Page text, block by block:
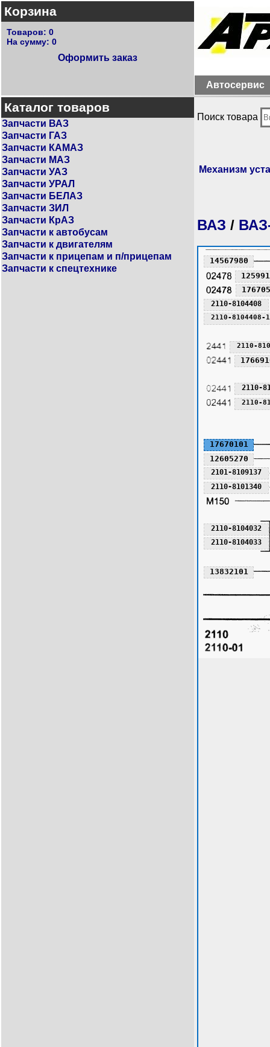
Корзина
Товаров: 0
На сумму: 0
Оформить заказ
Автосервис
Каталог товаров
Запчасти ВАЗ
Запчасти ГАЗ
Запчасти КАМАЗ
Запчасти МАЗ
Запчасти УАЗ
Запчасти УРАЛ
Запчасти БЕЛАЗ
Запчасти ЗИЛ
Запчасти КрАЗ
Запчасти к автобусам
Запчасти к двигателям
Запчасти к прицепам и п/прицепам
Запчасти к спецтехнике
Поиск товара
Механизм
ВАЗ /
12605270
13832101
14567980
17670101
2101-8109137
2110-8101340
2110-8104032
2110-8104033
2110-
2110-
2110-
2110-8104408
2110-8104408-